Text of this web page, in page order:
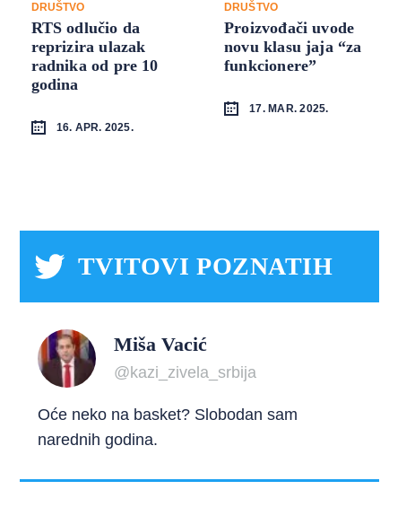
DRUŠTVO
RTS odlučio da
reprizira ulazak
radnika od pre 10
godina
16. APR. 2025.
DRUŠTVO
Proizvođači uvode
novu klasu jaja “za
funkcionere”
17. MAR. 2025.
TVITOVI POZNATIH
Miša Vacić
@kazi_zivela_srbija
Oće neko na basket? Slobodan sam
narednih godina.